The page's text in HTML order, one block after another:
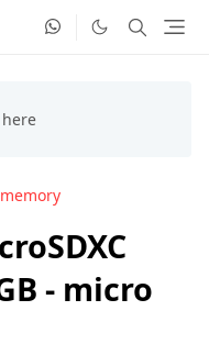
memory
- micro